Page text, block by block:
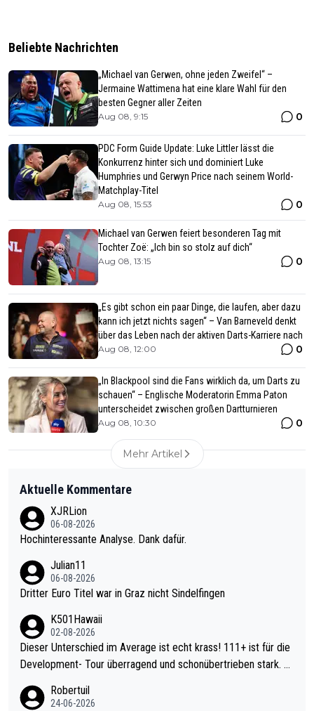
Beliebte Nachrichten
„Michael van Gerwen, ohne jeden Zweifel“ –
Jermaine Wattimena hat eine klare Wahl für den
besten Gegner aller Zeiten
Aug 08, 9:15 0
PDC Form Guide Update: Luke Littler lässt die
Konkurrenz hinter sich und dominiert Luke
Humphries und Gerwyn Price nach seinem World-
Matchplay-Titel
Aug 08, 15:53 0
Michael van Gerwen feiert besonderen Tag mit
Tochter Zoë: „Ich bin so stolz auf dich“
Aug 08, 13:15 0
„Es gibt schon ein paar Dinge, die laufen, aber dazu
kann ich jetzt nichts sagen“ – Van Barneveld denkt
über das Leben nach der aktiven Darts-Karriere nach
Aug 08, 12:00 0
„In Blackpool sind die Fans wirklich da, um Darts zu
schauen“ – Englische Moderatorin Emma Paton
unterscheidet zwischen großen Dartturnieren
Aug 08, 10:30 0
Mehr Artikel
Aktuelle Kommentare
XJRLion
06-08-2026
Hochinteressante Analyse. Dank dafür.
Julian11
06-08-2026
Dritter Euro Titel war in Graz nicht Sindelfingen
K501Hawaii
02-08-2026
Dieser Unterschied im Average ist echt krass! 111+ ist für die
Development- Tour überragend und schonübertrieben stark. U
mal 40+ erst recht. Da gewinnst keinen Blumentopf - ist ja noc
Robertuil
24-06-2026